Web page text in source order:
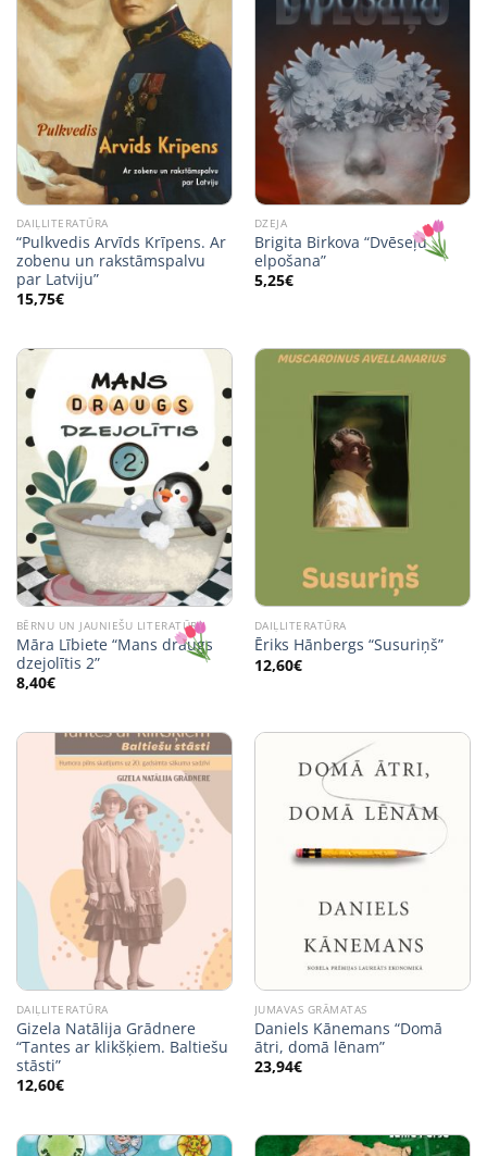
DAIĻLITERATŪRA
“Pulkvedis Arvīds Krīpens. Ar
zobenu un rakstāmspalvu
par Latviju”
15,75€
DZEJA
Brigita Birkova “Dvēseļu
elpošana”
5,25€
BĒRNU UN JAUNIEŠU LITERATŪRA
Māra Lībiete “Mans draugs
dzejolītis 2”
8,40€
DAIĻLITERATŪRA
Ēriks Hānbergs “Susuriņš”
12,60€
DAIĻLITERATŪRA
Gizela Natālija Grādnere
“Tantes ar klikšķiem. Baltiešu
stāsti”
12,60€
JUMAVAS GRĀMATAS
Daniels Kānemans “Domā
ātri, domā lēnam”
23,94€